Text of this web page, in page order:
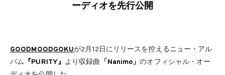
ーディオを先行公開
GOODMOODGOKUが2月12日にリリースを控えるニュー・アル
バム 『PURITY』 より収録曲 「Nanimo」のオフィシャル・オー